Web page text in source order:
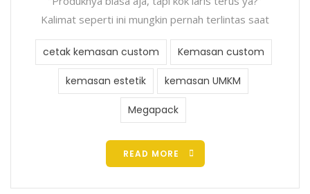
Kalimat seperti ini mungkin pernah terlintas saat
cetak kemasan custom Kemasan custom
kemasan estetik kemasan UMKM
Megapack
READ MORE